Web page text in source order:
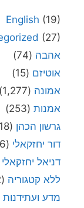
English (19)
(27)
אהבה (74)
אוטיזם (15)
אמונה (1,277)
אמנות (253)
גרשון הכהן (818)
דור יחזקאלי (16)
דניאל יחזקאלי
ללא קטגוריה (162)
מדע ועתידנות